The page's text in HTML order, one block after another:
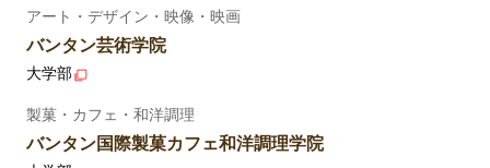
アート・デザイン・映像・映画
バンタン芸術学院
大学部
製菓・カフェ・和洋調理
バンタン国際製菓カフェ和洋調理学院